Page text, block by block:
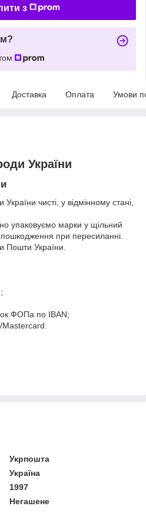
з
Доставка Оплата Умови
України
чисті, у відмінному стані,
упаковуємо марки у щільний
при пересиланні.
Пошти України.
ФОПа по IBAN;
Укрпошта
Україна
1997
Негашене